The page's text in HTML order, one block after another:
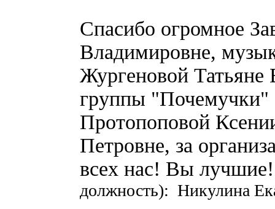
Спасибо огромное
Владимировне,
Жургеновой Татьяне
группы "Почемучки"
Протопоповой
Петровне, за
всех нас! Вы
должность): Никулина